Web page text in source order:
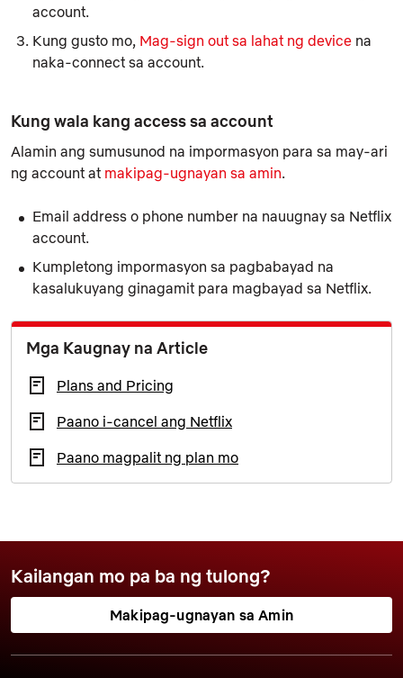
account.
Kung gusto mo, Mag-sign out sa lahat ng device na
naka-connect sa account.
Kung wala kang access sa account
Alamin ang sumusunod na impormasyon para sa may-ari
ng account at makipag-ugnayan sa amin.
Email address o phone number na nauugnay sa Netflix
account.
Kumpletong impormasyon sa pagbabayad na
kasalukuyang ginagamit para magbayad sa Netflix.
Mga Kaugnay na Article
Plans and Pricing
Paano i-cancel ang Netflix
Paano magpalit ng plan mo
Kailangan mo pa ba ng tulong?
Makipag-ugnayan sa Amin